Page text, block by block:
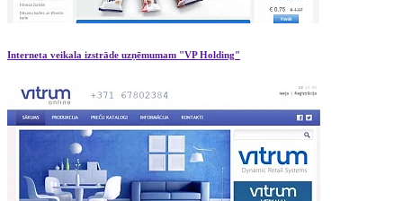
Interneta veikala izstrāde uzņēmumam "VP Holding"